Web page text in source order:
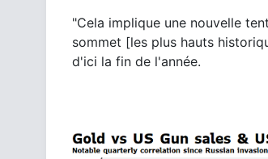
"Cela implique une nouvelle
sommet [les plus hauts
d'ici la fin de l'année.